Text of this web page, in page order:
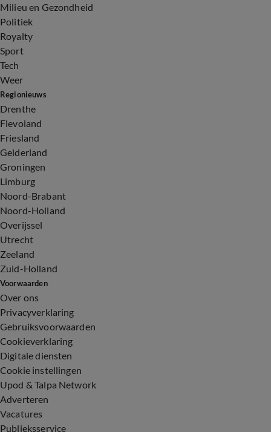
Milieu en Gezondheid
Politiek
Royalty
Sport
Tech
Weer
Regionieuws
Drenthe
Flevoland
Friesland
Gelderland
Groningen
Limburg
Noord-Brabant
Noord-Holland
Overijssel
Utrecht
Zeeland
Zuid-Holland
Voorwaarden
Over ons
Privacyverklaring
Gebruiksvoorwaarden
Cookieverklaring
Digitale diensten
Cookie instellingen
Upod & Talpa Network
Adverteren
Vacatures
Publieksservice